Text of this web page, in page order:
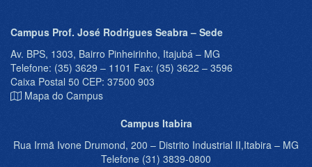
Campus Prof. José Rodrigues Seabra – Sede
Av. BPS, 1303, Bairro Pinheirinho, Itajubá – MG
Telefone: (35) 3629 – 1101 Fax: (35) 3622 – 3596
Caixa Postal 50 CEP: 37500 903
Mapa do Campus
Campus Itabira
Rua Irmã Ivone Drumond, 200 – Distrito Industrial II,Itabira – MG
Telefone (31) 3839-0800